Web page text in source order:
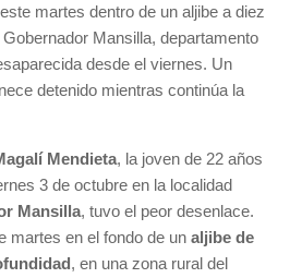
martes dentro de un aljibe a diez
Mansilla, departamento
desde el viernes. Un
detenido mientras continúa la
Mendieta, la joven de 22 años
3 de octubre en la localidad
Mansilla, tuvo el peor desenlace.
martes en el fondo de un aljibe de
, en una zona rural del